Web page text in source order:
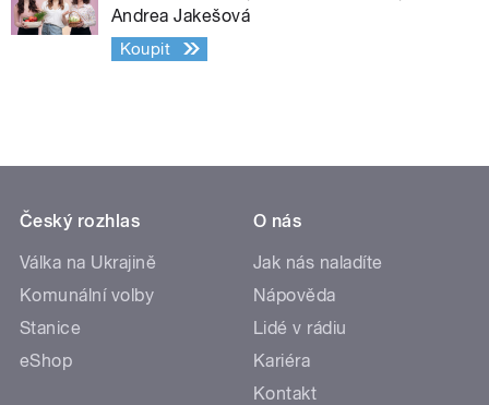
Andrea Jakešová
Koupit
Český rozhlas
Válka na Ukrajině
Komunální volby
Stanice
eShop
O nás
Jak nás naladíte
Nápověda
Lidé v rádiu
Kariéra
Kontakt